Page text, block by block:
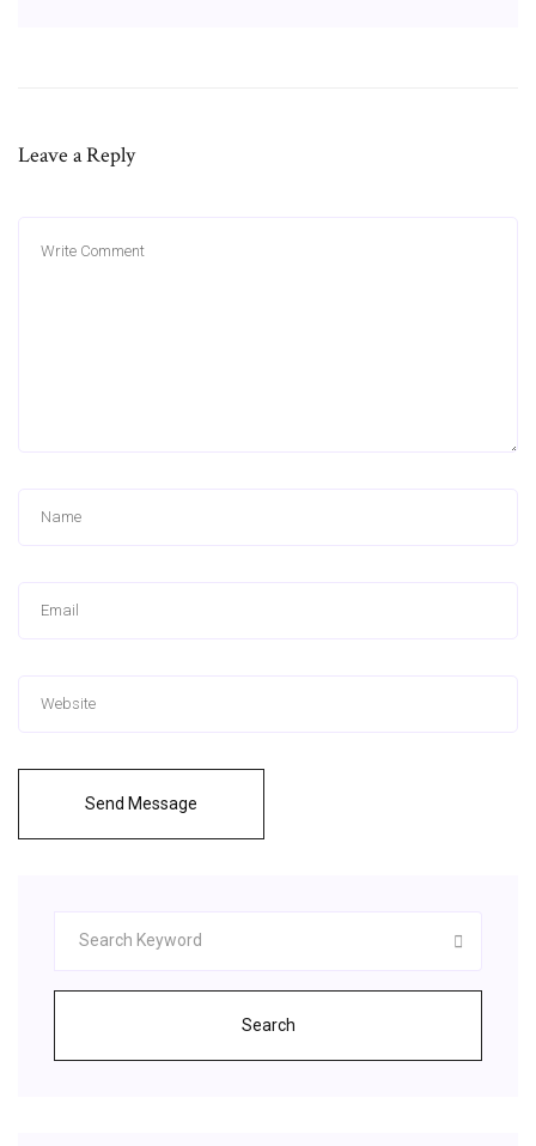
Leave a Reply
Send Message
Search